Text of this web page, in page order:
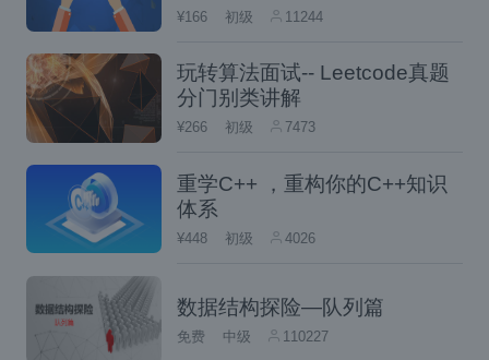
器，请使用** docker run
像名称和标签。这将启动一个新的容器并
执行所需的应用程序。
管理容器：部署涉及确保容器正常运行并
ker命令，如
docker ps （列出运行中
的容器）、 docker stop
已部署的容器。
监视和日志：收集日志并监视已部署容器
¥166 初级 11244
玩转算法面试-- Leetcode真题
分门别类讲解
¥266 初级 7473
重学C++ ，重构你的C++知识
体系
¥448 初级 4026
数据结构探险—队列篇
免费 中级 110227